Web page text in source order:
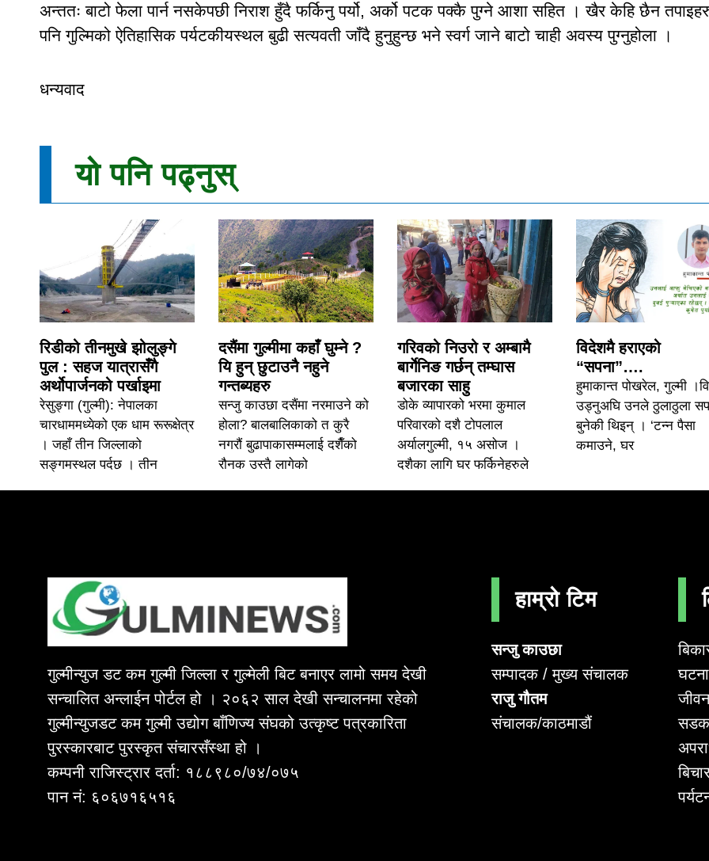
अन्ततः बाटो फेला पार्न नसकेपछी निराश हुँदै फर्किनु पर्यो, अर्को पटक पक्कै पुग्ने आशा सहित । खैर केहि छैन
पनि गुल्मिको ऐतिहासिक पर्यटकीयस्थल बुढी सत्यवती जाँदै हुनुहुन्छ भने स्वर्ग जाने बाटो चाही अवस्य पुग्नुहोला ।
धन्यवाद
यो पनि पढ्नुस्
रिडीको तीनमुखे झोलुङ्गे
पुल : सहज यात्रासँगै
अर्थोपार्जनको पर्खाइमा
रेसुङ्गा (गुल्मी): नेपालका
चारधाममध्येको एक धाम रूरूक्षेत्र
। जहाँ तीन जिल्लाको
सङ्गमस्थल पर्दछ । तीन
दसैंमा गुल्मीमा कहाँ घुम्ने ?
यि हुन् छुटाउनै नहुने
गन्तब्यहरु
सन्जु काउछा दसैंमा नरमाउने को
होला? बालबालिकाको त कुरै
नगरौं बुढापाकासम्मलाई दशैँको
रौनक उस्तै लागेको
गरिवको निउरो र अम्बामै
बार्गेनिङ गर्छन् तम्घास
बजारका साहु
डोके व्यापारको भरमा कुमाल
परिवारको दशै टोपलाल
अर्यालगुल्मी, १५ असोज ।
दशैका लागि घर फर्किनेहरुले
विदेशमै हराएको
“सपना”….
हुमाकान्त पोखरेल, गुल्मी
उड्नुअघि उनले ठुलाठुला
बुनेकी थिइन् । ‘टन्न पैसा
कमाउने, घर
गुल्मीन्युज डट कम गुल्मी जिल्ला र गुल्मेली बिट बनाएर लामो समय देखी
सन्चालित अन्लाईन पोर्टल हो । २०६२ साल देखी सन्चालनमा रहेको
गुल्मीन्युजडट कम गुल्मी उद्योग बाँणिज्य संघको उत्कृष्ट पत्रकारिता
पुरस्कारबाट पुरस्कृत संचारसँस्था हो ।
कम्पनी राजिस्ट्रार दर्ता: १८८९८०/७४/०७५
पान नं: ६०६७१६५१६
हाम्रो टिम
सन्जु काउछा
सम्पादक / मुख्य संचालक
राजु गौतम
संचालक/काठमाडौं